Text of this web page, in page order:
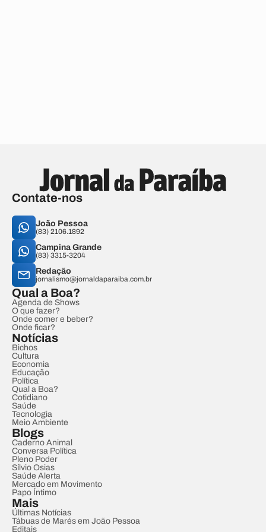
Contate-nos
João Pessoa
(83) 2106.1892
Campina Grande
(83) 3315-3204
Redação
jornalismo@jornaldaparaiba.com.br
Qual a Boa?
Agenda de Shows
O que fazer?
Onde comer e beber?
Onde ficar?
Notícias
Bichos
Cultura
Economia
Educação
Política
Qual a Boa?
Cotidiano
Saúde
Tecnologia
Meio Ambiente
Blogs
Caderno Animal
Conversa Política
Pleno Poder
Sílvio Osias
Saúde Alerta
Mercado em Movimento
Papo Íntimo
Mais
Últimas Notícias
Tábuas de Marés em João Pessoa
Editais